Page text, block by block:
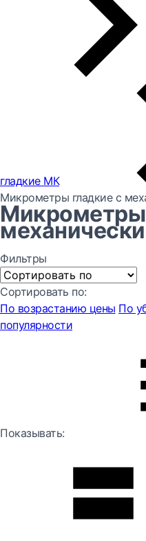
гладкие МК
Микрометры гладкие с
Микрометры
Фильтры
Сортировать по:
По возрастанию цены По
популярности
Показывать: